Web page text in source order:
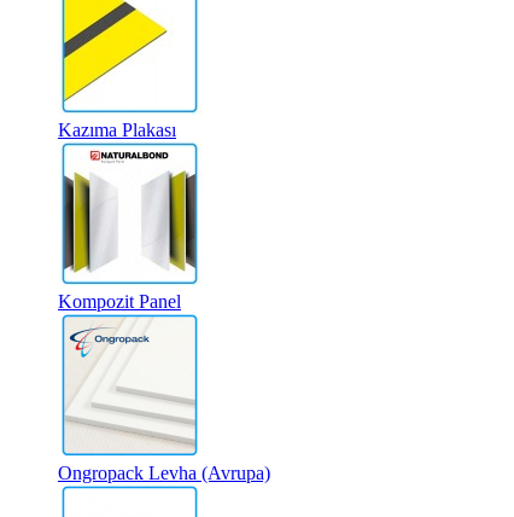
Kazıma Plakası
Kompozit Panel
Ongropack Levha (Avrupa)